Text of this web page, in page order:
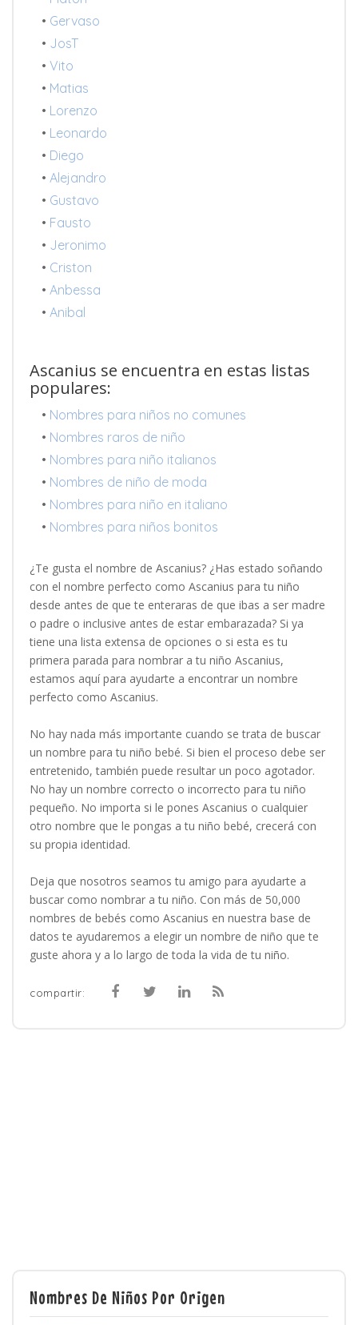
• Gervaso
• JosT
• Vito
• Matias
• Lorenzo
• Leonardo
• Diego
• Alejandro
• Gustavo
• Fausto
• Jeronimo
• Criston
• Anbessa
• Anibal
Ascanius se encuentra en estas listas
populares:
• Nombres para niños no comunes
• Nombres raros de niño
• Nombres para niño italianos
• Nombres de niño de moda
• Nombres para niño en italiano
• Nombres para niños bonitos
¿Te gusta el nombre de Ascanius? ¿Has estado soñando
con el nombre perfecto como Ascanius para tu niño
desde antes de que te enteraras de que ibas a ser madre
o padre o inclusive antes de estar embarazada? Si ya
tiene una lista extensa de opciones o si esta es tu
primera parada para nombrar a tu niño Ascanius,
estamos aquí para ayudarte a encontrar un nombre
perfecto como Ascanius.
No hay nada más importante cuando se trata de buscar
un nombre para tu niño bebé. Si bien el proceso debe ser
entretenido, también puede resultar un poco agotador.
No hay un nombre correcto o incorrecto para tu niño
pequeño. No importa si le pones Ascanius o cualquier
otro nombre que le pongas a tu niño bebé, crecerá con
su propia identidad.
Deja que nosotros seamos tu amigo para ayudarte a
buscar como nombrar a tu niño. Con más de 50,000
nombres de bebés como Ascanius en nuestra base de
datos te ayudaremos a elegir un nombre de niño que te
guste ahora y a lo largo de toda la vida de tu niño.
compartir:
Nombres De Niños Por Origen